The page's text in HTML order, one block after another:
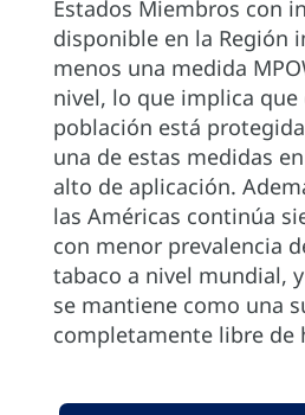
Estados Miembros con
disponible en la Región
menos una medida
nivel, lo que implica que
población está
una de estas medidas
alto de aplicación.
las Américas continúa
con menor prevalencia
tabaco a nivel mundial,
se mantiene como una
completamente libre de